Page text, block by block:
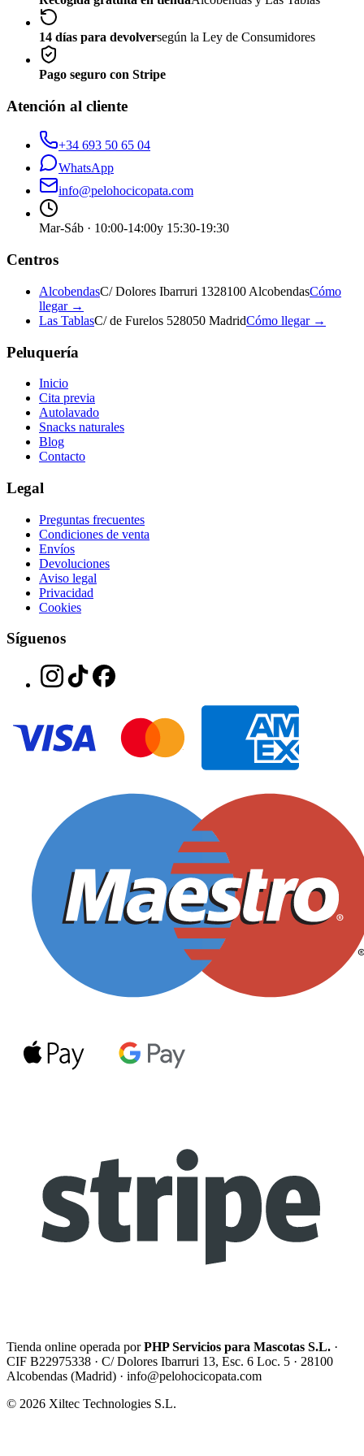
14 días para devolversegún la Ley de Consumidores
Pago seguro con Stripe
Atención al cliente
+34 693 50 65 04
WhatsApp
info@pelohocicopata.com
Mar-Sáb · 10:00-14:00y 15:30-19:30
Centros
AlcobendasC/ Dolores Ibarruri 1328100 AlcobendasCómo
llegar →
Las TablasC/ de Furelos 528050 MadridCómo llegar →
Peluquería
Inicio
Cita previa
Autolavado
Snacks naturales
Blog
Contacto
Legal
Preguntas frecuentes
Condiciones de venta
Envíos
Devoluciones
Aviso legal
Privacidad
Cookies
Síguenos
Tienda online operada porPHP Servicios para Mascotas S.L. ·
CIF B22975338 · C/ Dolores Ibarruri 13, Esc. 6 Loc. 5 · 28100
Alcobendas (Madrid) · info@pelohocicopata.com
© 2026 Xiltec Technologies S.L.